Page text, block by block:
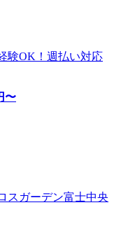
験OK！週払い対応
〜
スガーデン富士中央